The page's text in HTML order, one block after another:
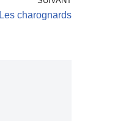
Les charognards